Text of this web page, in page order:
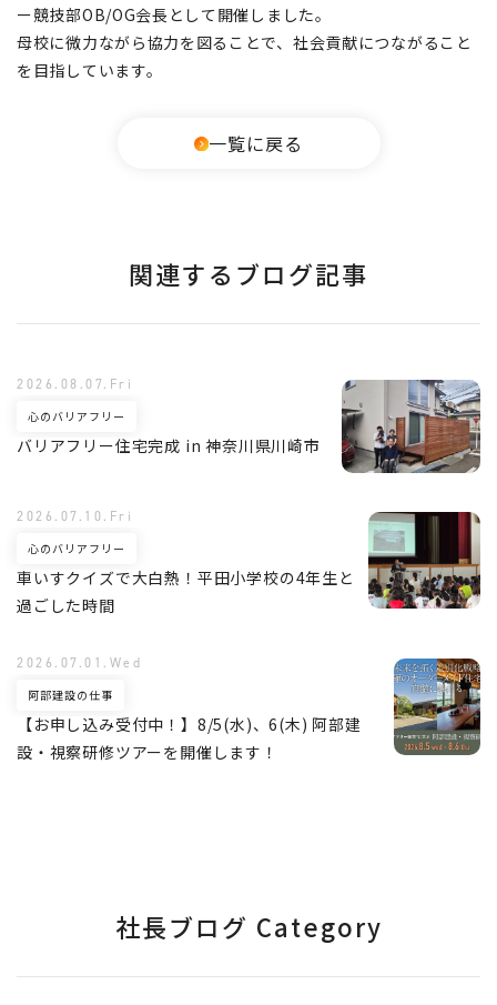
ー競技部OB/OG会長として開催しました。
母校に微力ながら協力を図ることで、社会貢献につながること
を目指しています。
一覧に戻る
関連するブログ記事
バリアフリー住宅完成 in 神奈川県川崎市
心のバリアフリー
2026.08.07.Fri
車いすクイズで大白熱！平田小学校の4年生と
過ごした時間
心のバリアフリー
2026.07.10.Fri
【お申し込み受付中！】8/5(水)、6(木) 阿部建
設・視察研修ツアーを開催します！
阿部建設の仕事
2026.07.01.Wed
社長ブログ Category